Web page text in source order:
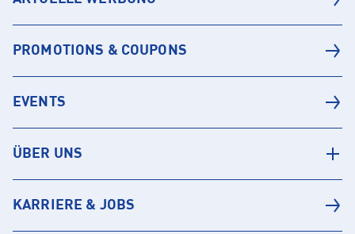
PROMOTIONS & COUPONS
EVENTS
ÜBER UNS
KARRIERE & JOBS